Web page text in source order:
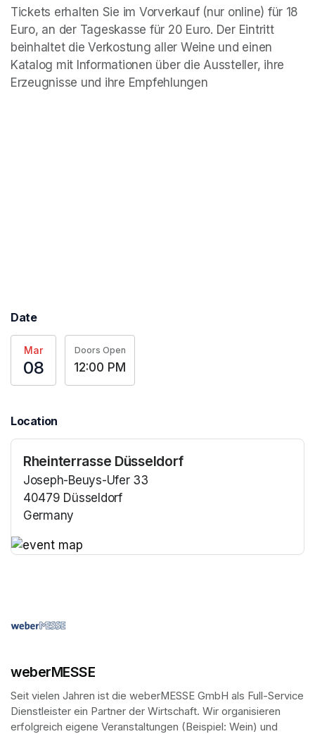
Tickets erhalten Sie im Vorverkauf (nur online) für 18
Euro, an der Tageskasse für 20 Euro. Der Eintritt
beinhaltet die Verkostung aller Weine und einen
Katalog mit Informationen über die Aussteller, ihre
Erzeugnisse und ihre Empfehlungen
Date
Mar
08
Doors Open
12:00 PM
Location
Rheinterrasse Düsseldorf
Joseph-Beuys-Ufer 33
40479 Düsseldorf
Germany
weberMESSE
Seit vielen Jahren ist die weberMESSE GmbH als Full-Service
Dienstleister ein Partner der Wirtschaft. Wir organisieren
erfolgreich eigene Veranstaltungen (Beispiel: Wein) und